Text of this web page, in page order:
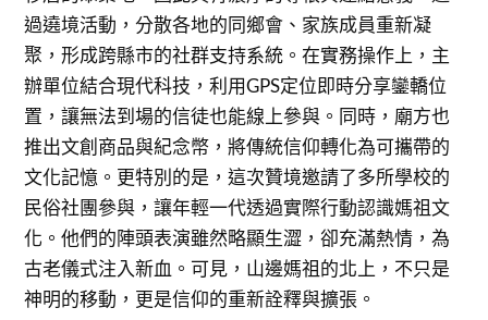
過遶境活動，分散各地的同鄉會、家族成員重新凝
聚，形成跨縣市的社群支持系統。在實務操作上，主
辦單位結合現代科技，利用GPS定位即時分享鑾轎位
置，讓無法到場的信徒也能線上參與。同時，廟方也
推出文創商品與紀念幣，將傳統信仰轉化為可攜帶的
文化記憶。更特別的是，這次贊境邀請了多所學校的
民俗社團參與，讓年輕一代透過實際行動認識媽祖文
化。他們的陣頭表演雖然略顯生澀，卻充滿熱情，為
古老儀式注入新血。可見，山邊媽祖的北上，不只是
神明的移動，更是信仰的重新詮釋與擴張。